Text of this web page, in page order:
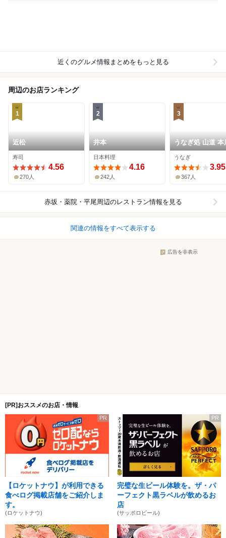
近くのグルメ情報まとめをもっと見る
周辺のお店ランキング
1
近松
寿司
4.56
270人
2
井本
日本料理
4.16
242人
3
うなぎ処 山道 本
うなぎ
3.95
367人
赤坂・薬院・平尾周辺のレストラン情報を見る
関連の情報をすべて表示する
広告を非表示
[PR]おススメのお店・情報
PR
【ロケットナウ】が利用できる
食べログ掲載店舗をご紹介しま
す。
(ロケットナウ)
PR
完璧な生ビール体験を。ザ・パ
ーフェクト黒ラベルが飲めるお
店
(サッポロビール)